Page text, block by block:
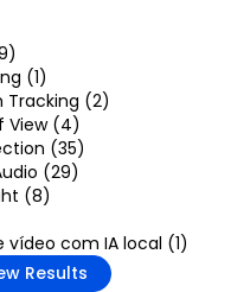
(1)
Tracking (2)
View (4)
(35)
(29)
(8)
vídeo com IA local (1)
Results